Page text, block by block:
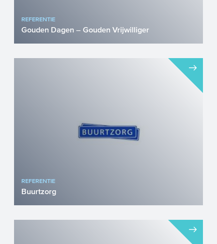
REFERENTIE
Gouden Dagen – Gouden Vrijwilliger
REFERENTIE
Buurtzorg